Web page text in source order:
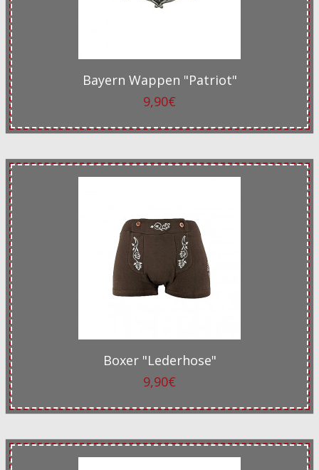
Bayern Wappen "Patriot"
9,90€
Boxer "Lederhose"
9,90€